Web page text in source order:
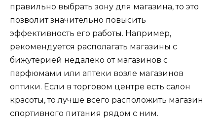
правильно выбрать зону для магазина, то это
позволит значительно повысить
эффективность его работы. Например,
рекомендуется располагать магазины с
бижутерией недалеко от магазинов с
парфюмами или аптеки возле магазинов
оптики. Если в торговом центре есть салон
красоты, то лучше всего расположить магазин
спортивного питания рядом с ним.